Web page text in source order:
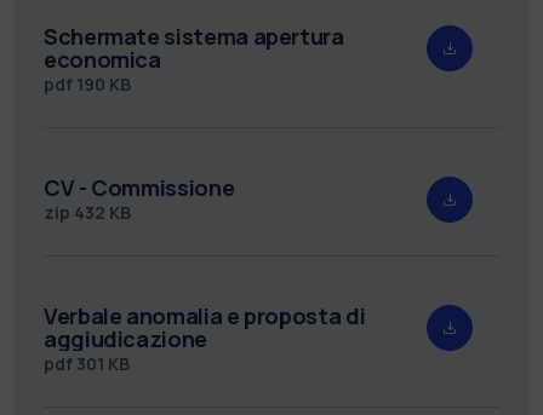
Schermate sistema apertura
economica
pdf 190 KB
CV - Commissione
zip 432 KB
Verbale anomalia e proposta di
aggiudicazione
pdf 301 KB